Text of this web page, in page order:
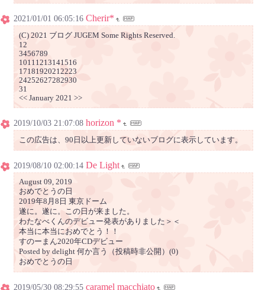
2021/01/01 06:05:16 Cherir*
(C) 2021 ブログ JUGEM Some Rights Reserved.
12
3456789
10111213141516
17181920212223
24252627282930
31
<< January 2021 >>
2019/10/03 21:07:08 horizon *
この広告は、90日以上更新していないブログに表示しています。
2019/08/10 02:00:14 De Light
August 09, 2019
おめでとうの日
2019年8月8日 東京ドーム
遂に。遂に。この日が来ました。
わたなべくんのデビュー発表がありました＞＜
本当に本当におめでとう！！
すのーまん2020年CDデビュー
Posted by delight 何か言う（投稿時非公開）(0)
おめでとうの日
2019/05/30 08:29:55 caramel macchiato